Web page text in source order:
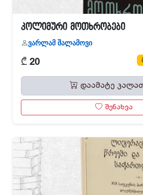
კოლიმური მოთხრობები
ვარლამ შალამოვი
₾ 20
დაამატე
შენახვა